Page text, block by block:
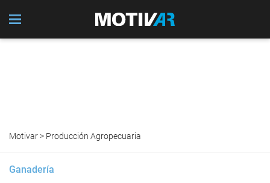
Motivar> Producción Agropecuaria
Ganadería